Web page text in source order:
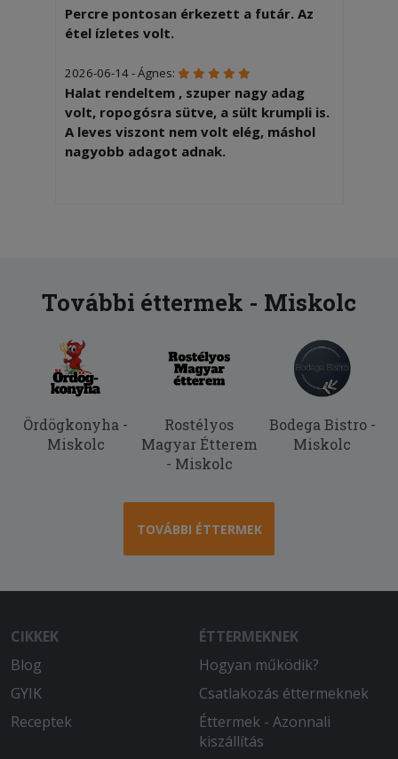
Percre pontosan érkezett a futár. Az
étel ízletes volt.
2026-06-14 - Ágnes:
Halat rendeltem , szuper nagy adag
volt, ropogósra sütve, a sült krumpli is.
A leves viszont nem volt elég, máshol
nagyobb adagot adnak.
További éttermek - Miskolc
Ördögkonyha -
Miskolc
Rostélyos
Magyar Étterem
- Miskolc
Bodega Bistro -
Miskolc
TOVÁBBI ÉTTERMEK
CIKKEK
Blog
GYIK
Receptek
ÉTTERMEKNEK
Hogyan működik?
Csatlakozás éttermeknek
Éttermek - Azonnali
kiszállítás